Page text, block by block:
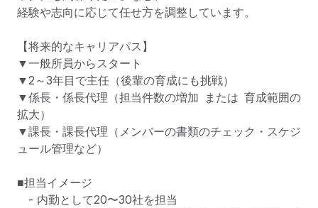
経験や志向に応じて任せ方を調整しています。
【将来的なキャリアパス】
▼一般所員からスタート
▼2～3年目で主任（後輩の育成にも挑戦）
▼係長・係長代理（担当件数の増加 または 育成範囲の
拡大）
▼課長・課長代理（メンバーの書類のチェック・スケジ
ュール管理など）
■担当イメージ
- 内勤として20〜30社を担当